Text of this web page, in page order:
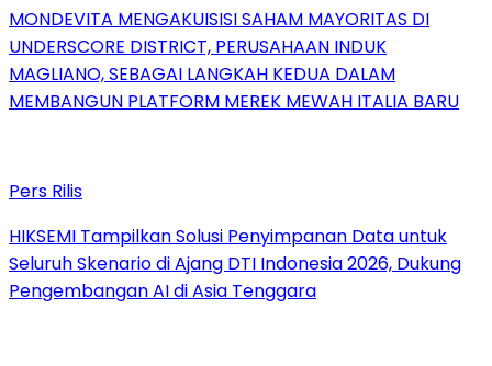
MONDEVITA MENGAKUISISI SAHAM MAYORITAS DI
UNDERSCORE DISTRICT, PERUSAHAAN INDUK
MAGLIANO, SEBAGAI LANGKAH KEDUA DALAM
MEMBANGUN PLATFORM MEREK MEWAH ITALIA BARU
Pers Rilis
HIKSEMI Tampilkan Solusi Penyimpanan Data untuk
Seluruh Skenario di Ajang DTI Indonesia 2026, Dukung
Pengembangan AI di Asia Tenggara